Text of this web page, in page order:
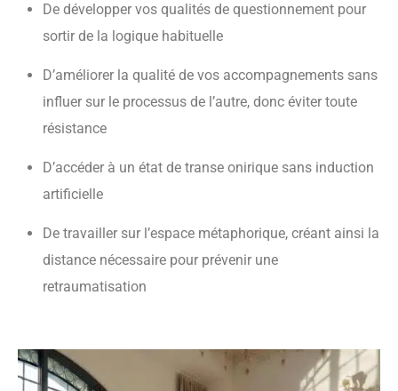
De développer vos qualités de questionnement pour
sortir de la logique habituelle
D’améliorer la qualité de vos accompagnements sans
influer sur le processus de l’autre, donc éviter toute
résistance
D’accéder à un état de transe onirique sans induction
artificielle
De travailler sur l’espace métaphorique, créant ainsi la
distance nécessaire pour prévenir une
retraumatisation